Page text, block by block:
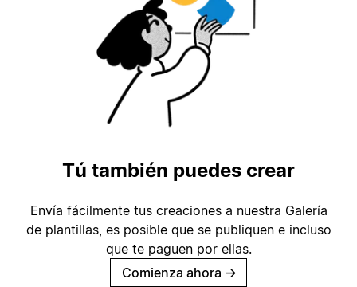
Tú también puedes crear
Envía fácilmente tus creaciones a nuestra Galería
de plantillas, es posible que se publiquen e incluso
que te paguen por ellas.
Comienza ahora →